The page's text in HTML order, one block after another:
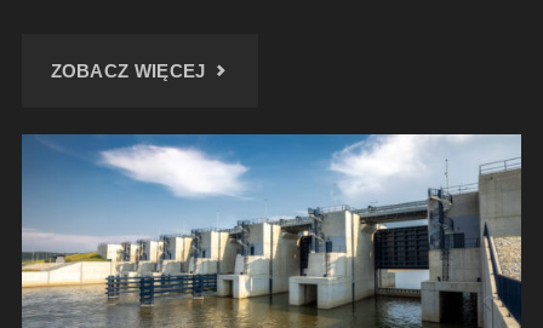
ZOBACZ WIĘCEJ"POMNIK
ROGERA"